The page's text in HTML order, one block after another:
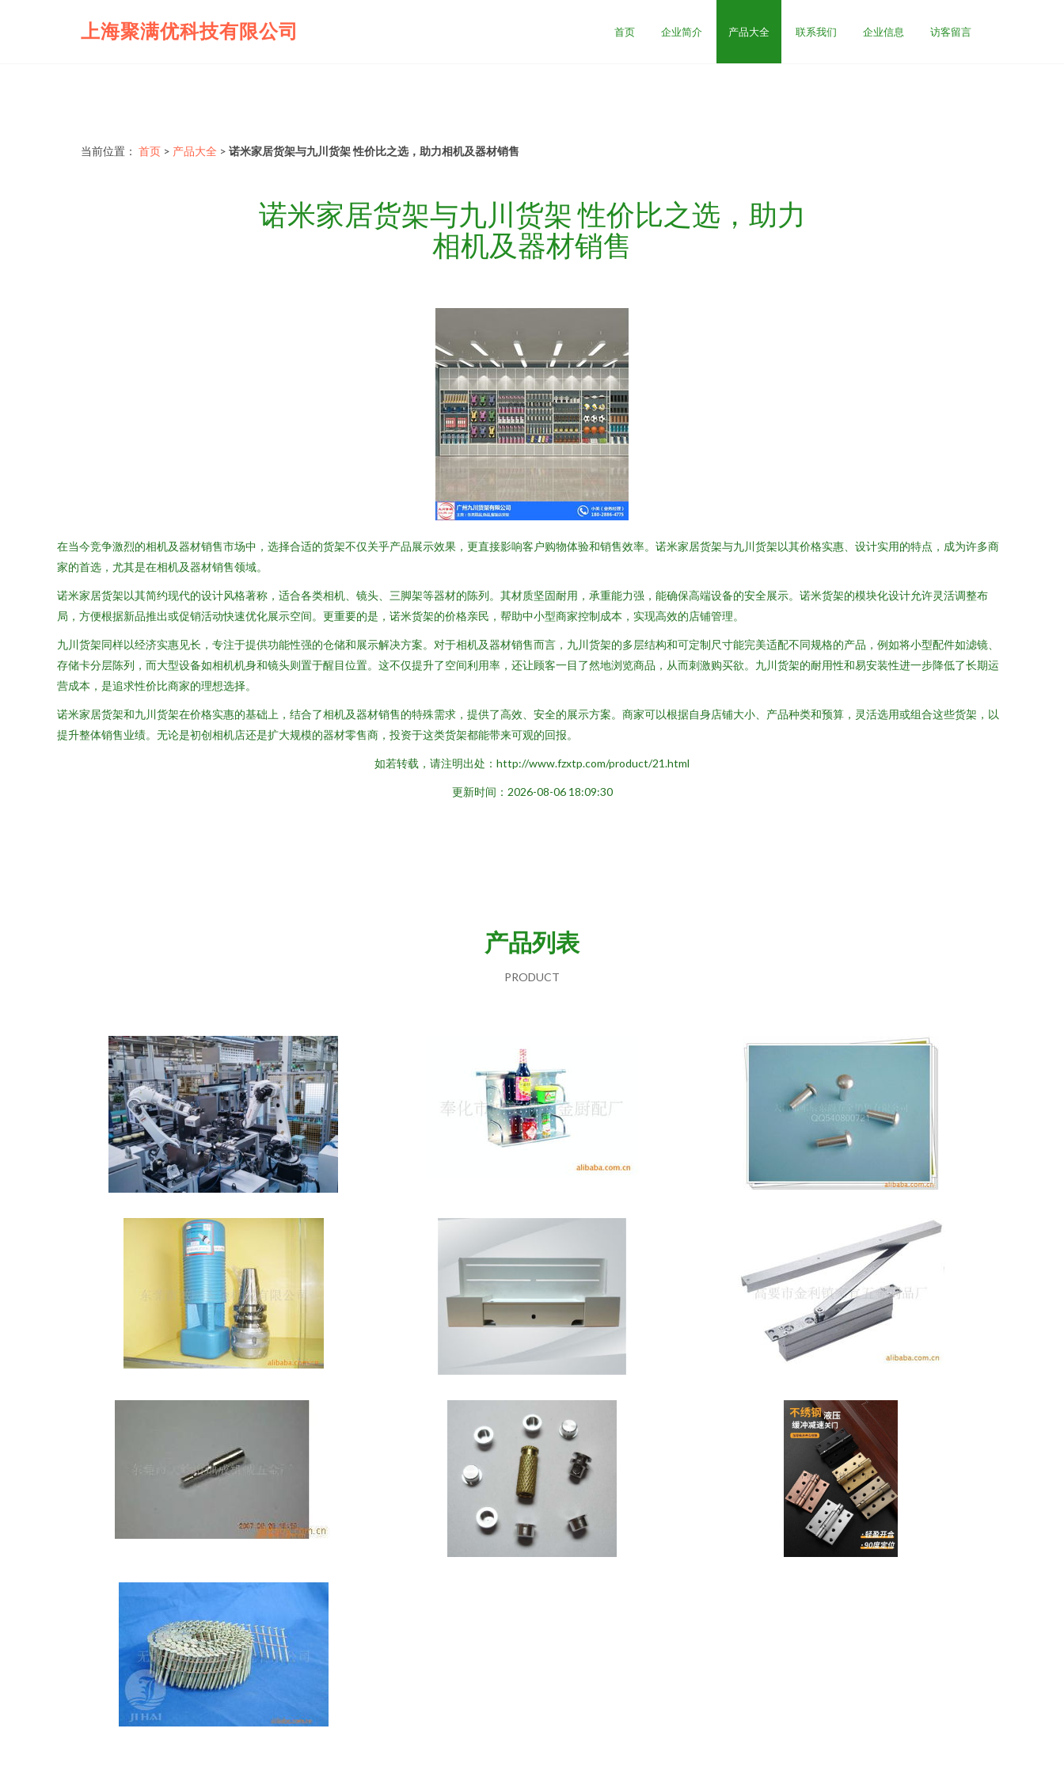
上海聚满优科技有限公司 首页 企业简介 产品大全 联系我们 企业信息 访客留言
当前位置： 首页 > 产品大全 > 诺米家居货架与九川货架 性价比之选，助力相机及器材销售
诺米家居货架与九川货架 性价比之选，助力
相机及器材销售
在当今竞争激烈的相机及器材销售市场中，选择合适的货架不仅关乎产品展示效果，更直接影响客户购物体验和销售效率。诺米家居货架与九川货架以其价格实惠、设计实用的特点，成为许多商
家的首选，尤其是在相机及器材销售领域。
诺米家居货架以其简约现代的设计风格著称，适合各类相机、镜头、三脚架等器材的陈列。其材质坚固耐用，承重能力强，能确保高端设备的安全展示。诺米货架的模块化设计允许灵活调整布
局，方便根据新品推出或促销活动快速优化展示空间。更重要的是，诺米货架的价格亲民，帮助中小型商家控制成本，实现高效的店铺管理。
九川货架同样以经济实惠见长，专注于提供功能性强的仓储和展示解决方案。对于相机及器材销售而言，九川货架的多层结构和可定制尺寸能完美适配不同规格的产品，例如将小型配件如滤镜、
存储卡分层陈列，而大型设备如相机机身和镜头则置于醒目位置。这不仅提升了空间利用率，还让顾客一目了然地浏览商品，从而刺激购买欲。九川货架的耐用性和易安装性进一步降低了长期运
营成本，是追求性价比商家的理想选择。
诺米家居货架和九川货架在价格实惠的基础上，结合了相机及器材销售的特殊需求，提供了高效、安全的展示方案。商家可以根据自身店铺大小、产品种类和预算，灵活选用或组合这些货架，以
提升整体销售业绩。无论是初创相机店还是扩大规模的器材零售商，投资于这类货架都能带来可观的回报。
如若转载，请注明出处：http://www.fzxtp.com/product/21.html
更新时间：2026-08-06 18:09:30
产品列表
PRODUCT